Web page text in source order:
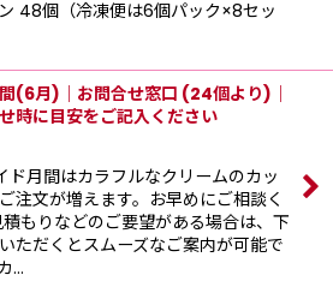
48個（冷凍便は6個パック×8セッ
(6月)｜お問合せ窓口 (24個より)｜
時に目安をご記入ください
ド月間はカラフルなクリームのカッ
注文が増えます。お早めにご相談く
もりなどのご要望がある場合は、下
ただくとスムーズなご案内が可能で
…